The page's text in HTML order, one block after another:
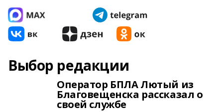
Выбор редакции
Оператор БПЛА Лютый из
Благовещенска рассказал о
своей службе